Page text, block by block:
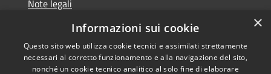
Note legali
Dichiarazione di accessibilità
×
Informazioni sui cookie
Questo sito web utilizza cookie tecnici e assimilati strettamente
necessari al corretto funzionamento e alla navigazione del sito,
nonché un cookie tecnico analitico al solo fine di elaborare